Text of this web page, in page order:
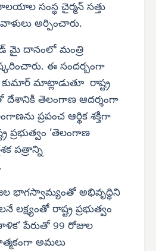
సంస్థ చైర్మన్ సత్తు
అర్పించారు.
మై దానంలో మంత్రి
ఈ సందర్బంగా
కుమార్ మాట్లాడుతూ రాష్ట్ర
దేశానికి తెలంగాణ ఆదర్శంగా
ప్రపంచ ఆర్థిక శక్తిగా
ప్రభుత్వం ’తెలంగాణ
పత్రాన్ని
భాగస్వామ్యంతో అభివృద్ధిని
రాష్ట్ర ప్రభుత్వం
పేరుతో 99 రోజుల
అమలు